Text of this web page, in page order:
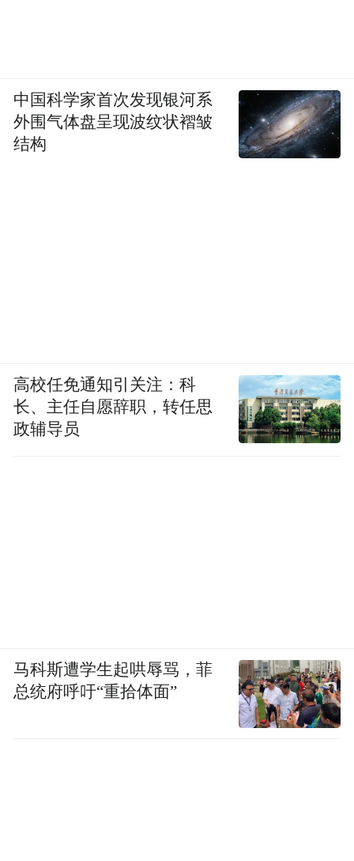
中国科学家首次发现银河系
外围气体盘呈现波纹状褶皱
结构
高校任免通知引关注：科
长、主任自愿辞职，转任思
政辅导员
马科斯遭学生起哄辱骂，菲
总统府呼吁“重拾体面”